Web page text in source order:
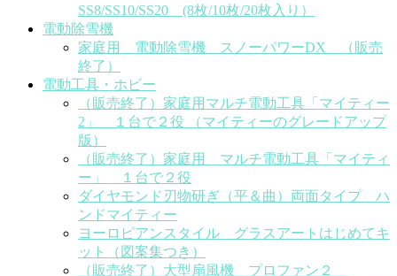
SS8/SS10/SS20 (8枚/10枚/20枚入り）
電動除雪機
家庭用 電動除雪機 スノーパワーDX （販売
終了）
電動工具・ホビー
（販売終了）家庭用マルチ電動工具「マイティー
2」 １台で２役 （マイティーのグレードアップ
版）
（販売終了）家庭用 マルチ電動工具「マイティ
ー」 １台で２役
ダイヤモンド刃物研ぎ（平＆曲）両面タイプ ハ
ンドマイティー
ヨーロピアンスタイル グラスアートはじめてキ
ット（図案集つき）
（販売終了）大型扇風機 プロファン２